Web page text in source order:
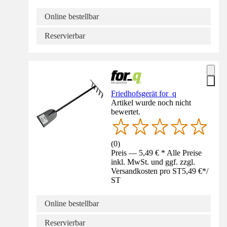
Online bestellbar
Reservierbar
Friedhofsgerät for_q
Artikel wurde noch nicht
bewertet.
(0)
Preis — 5,49 € * Alle Preise
inkl. MwSt. und ggf. zzgl.
Versandkosten pro ST5,49 €*/
ST
Online bestellbar
Reservierbar